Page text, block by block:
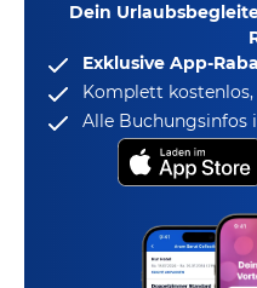
Dein
Exklusive App-
Komplett kostenlos,
Alle